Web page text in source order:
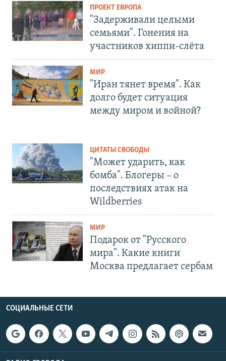
ПРОЕКТ ЕВРОПА
"Задерживали целыми
семьями". Гонения на
участников хиппи-слёта
МИР
"Иран тянет время". Как
долго будет ситуация
между миром и войной?
ЦИТАТЫ СВОБОДЫ
"Может ударить, как
бомба". Блогеры – о
последствиях атак на
Wildberries
МИР
Подарок от "Русского
мира". Какие книги
Москва предлагает сербам
СОЦИАЛЬНЫЕ СЕТИ